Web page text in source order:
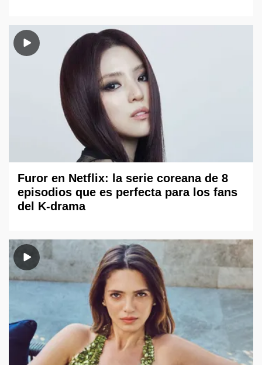
Furor en Netflix: la serie coreana de 8
episodios que es perfecta para los fans
del K-drama